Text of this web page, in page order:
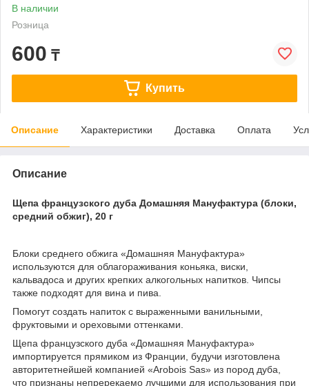
В наличии
Розница
600 ₸
Купить
Описание Характеристики Доставка Оплата
Описание
Щепа французского дуба Домашняя Мануфактура (блоки,
средний обжиг), 20 г
Блоки среднего обжига «Домашняя Мануфактура»
используются для облагораживания коньяка, виски,
кальвадоса и других крепких алкогольных напитков. Чипсы
также подходят для вина и пива.
Помогут создать напиток с выраженными ванильными,
фруктовыми и ореховыми оттенками.
Щепа французского дуба «Домашняя Мануфактура»
импортируется прямиком из Франции, будучи изготовлена
авторитетнейшей компанией «Arobois Sas» из пород дуба,
что признаны непререкаемо лучшими для использования при